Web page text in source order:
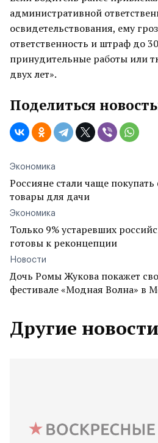
административной
освидетельствования, ему
ответственность и штраф до
принудительные работы или
двух лет».
Поделиться
Экономика
Россияне стали чаще
товары для дачи
Экономика
Только 9% устаревших
готовы к реконцепции
Новости
Дочь Ромы Жукова покажет
фестивале «Модная Волна» в
Другие новости